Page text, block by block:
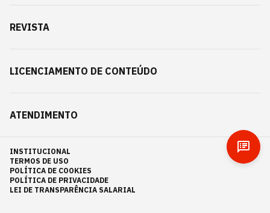
REVISTA
LICENCIAMENTO DE CONTEÚDO
ATENDIMENTO
INSTITUCIONAL
TERMOS DE USO
POLÍTICA DE COOKIES
POLÍTICA DE PRIVACIDADE
LEI DE TRANSPARÊNCIA SALARIAL